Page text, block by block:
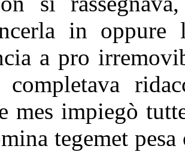
in
a pro
completava
mes impiegò
tegemet